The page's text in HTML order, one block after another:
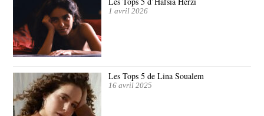
1 avril 2026
Les Tops 5 de Lina Soualem
16 avril 2025